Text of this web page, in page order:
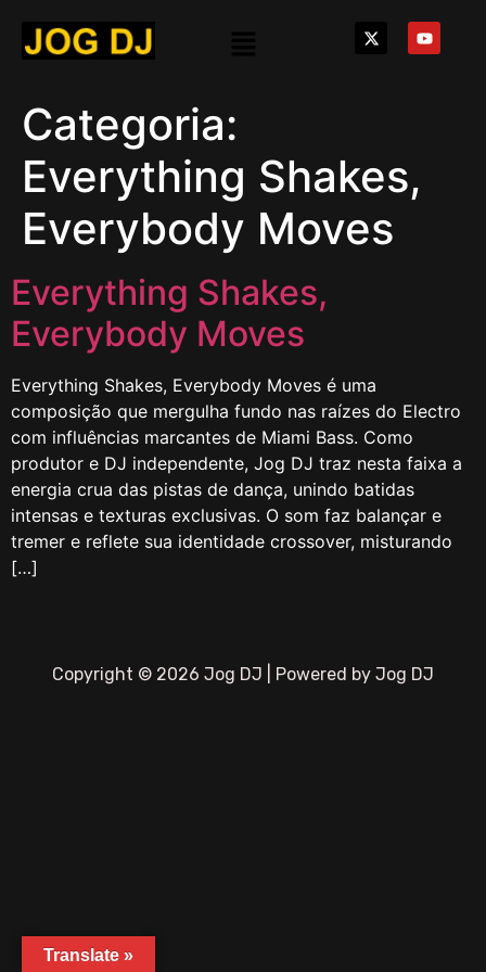
Categoria:
Everything Shakes,
Everybody Moves
Everything Shakes,
Everybody Moves
Everything Shakes, Everybody Moves é uma
composição que mergulha fundo nas raízes do Electro
com influências marcantes de Miami Bass. Como
produtor e DJ independente, Jog DJ traz nesta faixa a
energia crua das pistas de dança, unindo batidas
intensas e texturas exclusivas. O som faz balançar e
tremer e reflete sua identidade crossover, misturando
[…]
Copyright © 2026 Jog DJ | Powered by Jog DJ
Translate »